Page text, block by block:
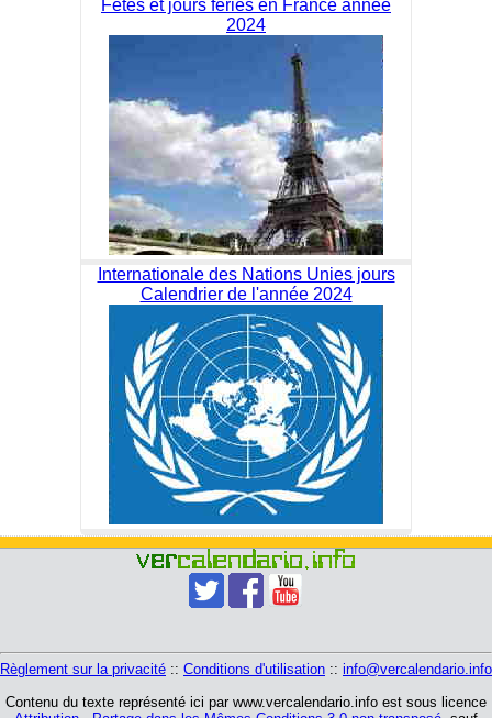
Fêtes et jours fériés en France année
2024
Internationale des Nations Unies jours
Calendrier de l'année 2024
Règlement sur la privacité :: Conditions d'utilisation :: info@vercalendario.info
Contenu du texte représenté ici par www.vercalendario.info est sous licence